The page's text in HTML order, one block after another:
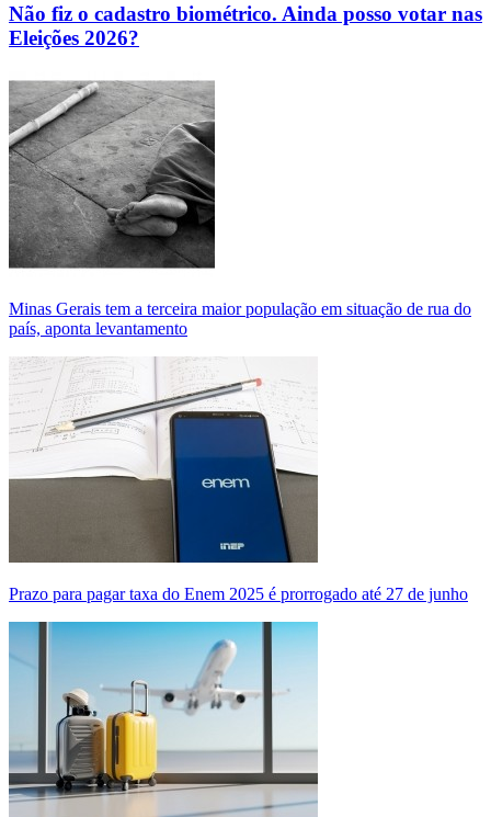
Não fiz o cadastro biométrico. Ainda posso votar nas
Eleições 2026?
Minas Gerais tem a terceira maior população em situação de rua do
país, aponta levantamento
Prazo para pagar taxa do Enem 2025 é prorrogado até 27 de junho